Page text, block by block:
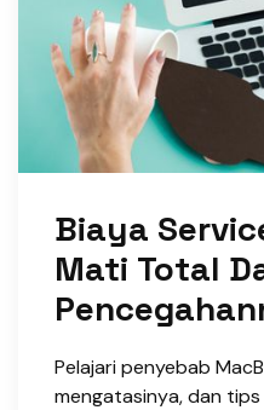
Biaya
Mati Total
Pelajari penyebab
mengatasinya, dan